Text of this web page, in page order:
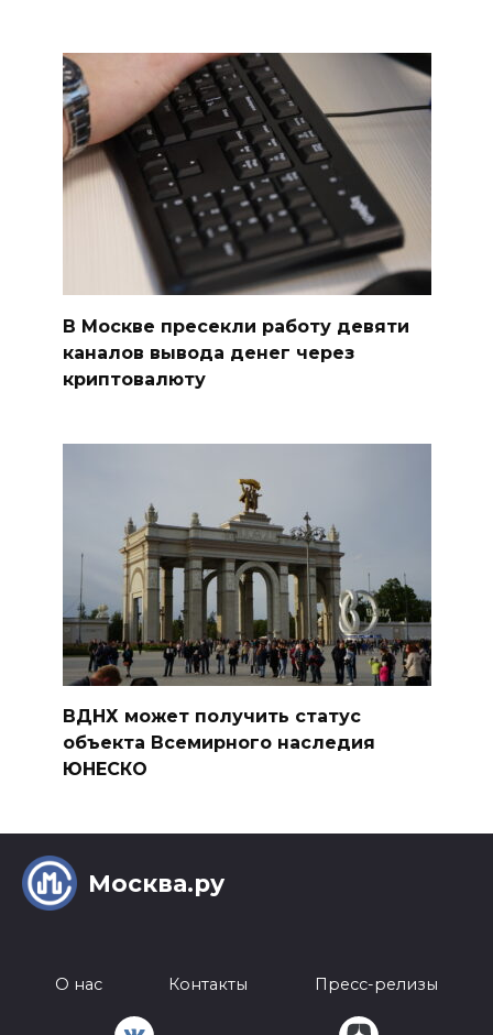
В Москве пресекли работу девяти
каналов вывода денег через
криптовалюту
ВДНХ может получить статус
объекта Всемирного наследия
ЮНЕСКО
Москва.ру
О нас Контакты Пресс-релизы